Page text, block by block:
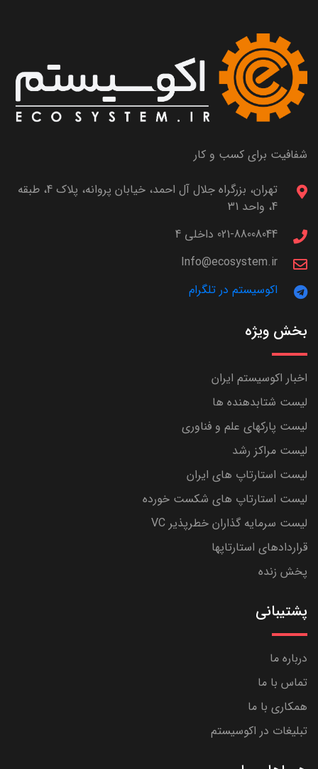
شفافیت برای کسب و کار
تهران، بزرگراه جلال آل احمد، خیابان پروانه، پلاک 4، طبقه
4، واحد 31
021-88008044 داخلی 4
Info@ecosystem.ir
اکوسیستم در تلگرام
بخش ویژه
اخبار اکوسیستم ایران
لیست شتابدهنده ها
لیست پارکهای علم و فناوری
لیست مراکز رشد
لیست استارتاپ های ایران
لیست استارتاپ های شکست خورده
لیست سرمایه گذاران خطرپذیر VC
قراردادهای استارتاپها
پخش زنده
پشتیبانی
درباره ما
تماس با ما
همکاری با ما
تبلیغات در اکوسیستم